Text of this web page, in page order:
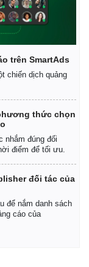
trên SmartAds
chiến dịch quảng
thức chọn
nhắm đúng đối
điểm để tối ưu.
đối tác của
để nắm danh sách
cáo của